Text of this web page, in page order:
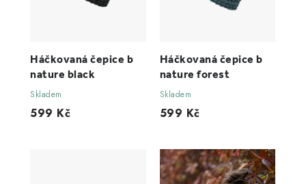
Háčkovaná čepice b
nature black
Skladem
599 Kč
Háčkovaná čepice b
nature forest
Skladem
599 Kč